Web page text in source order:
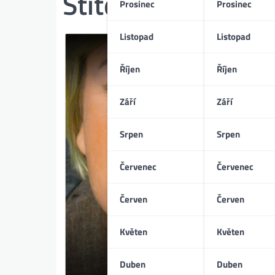
Prosinec
Listopad
Říjen
Září
Srpen
Červenec
Červen
Květen
Duben
Prosinec
Listopad
Říjen
Září
Srpen
Červenec
Červen
Květen
Duben